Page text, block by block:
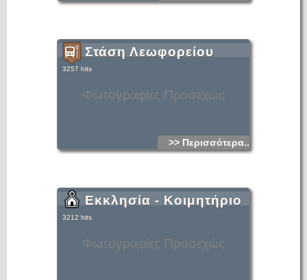
Φωτογραφίες Προσεχώς
Στάση Λεωφορείου
3257 hits
>> Περισσότερα...
Φωτογραφίες Προσεχώς
Εκκλησία - Κοιμητήριο
3212 hits